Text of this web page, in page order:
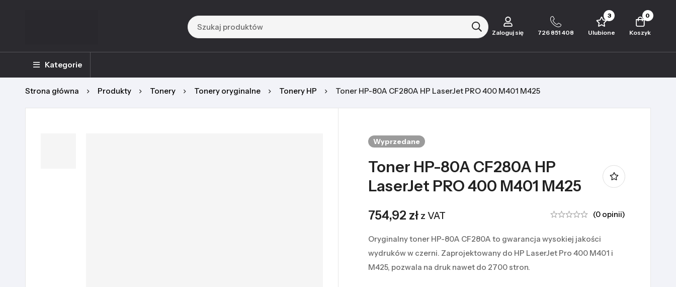
Zaloguj się 726 851 408
3
Ulubione
0
Koszyk
Kategorie
Strona główna Produkty Tonery Tonery oryginalne Tonery HP Toner HP-80A CF280A HP LaserJet PRO 400 M401 M425
Wyprzedane
Toner HP-80A CF280A HP
LaserJet PRO 400 M401 M425
754,92 zł z VAT (0 opinii)
Oryginalny toner HP-80A CF280A to gwarancja wysokiej jakości
wydruków w czerni. Zaprojektowany do HP LaserJet Pro 400 M401 i
M425, pozwala na druk nawet do 2700 stron.